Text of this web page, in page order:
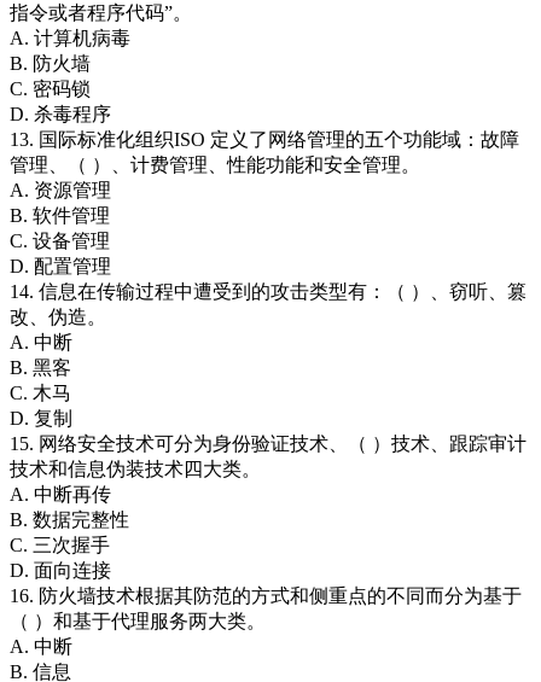
指令或者程序代码”。
A. 计算机病毒
B. 防火墙
C. 密码锁
D. 杀毒程序
13. 国际标准化组织ISO 定义了网络管理的五个功能域：故障
管理、（ ）、计费管理、性能功能和安全管理。
A. 资源管理
B. 软件管理
C. 设备管理
D. 配置管理
14. 信息在传输过程中遭受到的攻击类型有：（ ）、窃听、篡
改、伪造。
A. 中断
B. 黑客
C. 木马
D. 复制
15. 网络安全技术可分为身份验证技术、（ ）技术、跟踪审计
技术和信息伪装技术四大类。
A. 中断再传
B. 数据完整性
C. 三次握手
D. 面向连接
16. 防火墙技术根据其防范的方式和侧重点的不同而分为基于
（ ）和基于代理服务两大类。
A. 中断
B. 信息